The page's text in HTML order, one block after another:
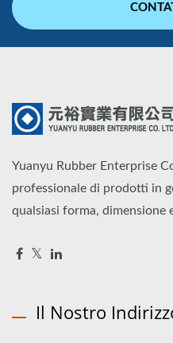
Yuanyu Rubber Enterprise
professionale di prodotti in
qualsiasi forma, dimensione
Il Nostro